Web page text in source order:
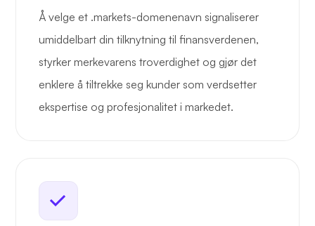
Å velge et .markets-domenenavn signaliserer
umiddelbart din tilknytning til finansverdenen,
styrker merkevarens troverdighet og gjør det
enklere å tiltrekke seg kunder som verdsetter
ekspertise og profesjonalitet i markedet.